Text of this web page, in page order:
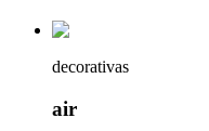
decorativas
air